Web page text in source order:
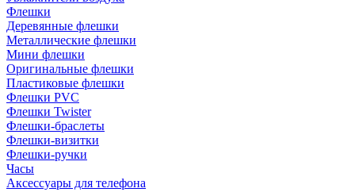
Флешки
Деревянные флешки
Металлические флешки
Мини флешки
Оригинальные флешки
Пластиковые флешки
Флешки PVC
Флешки Twister
Флешки-браслеты
Флешки-визитки
Флешки-ручки
Часы
Аксессуары для телефона